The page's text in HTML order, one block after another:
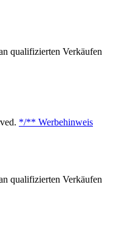
qualifizierten Verkäufen
*/** Werbehinweis
qualifizierten Verkäufen